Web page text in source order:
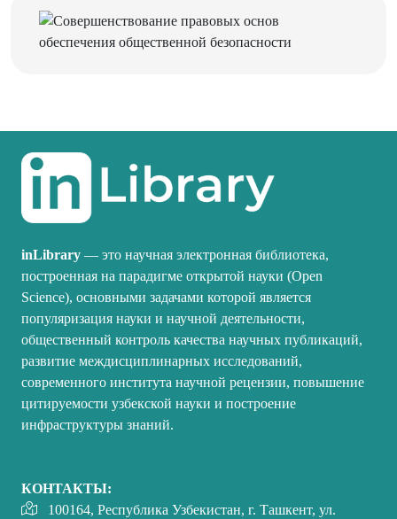
inLibrary — это научная электронная библиотека,
построенная на парадигме открытой науки (Open
Science), основными задачами которой является
популяризация науки и научной деятельности,
общественный контроль качества научных публикаций,
развитие междисциплинарных исследований,
современного института научной рецензии, повышение
цитируемости узбекской науки и построение
инфраструктуры знаний.
КОНТАКТЫ:
100164, Республика Узбекистан, г. Ташкент, ул.